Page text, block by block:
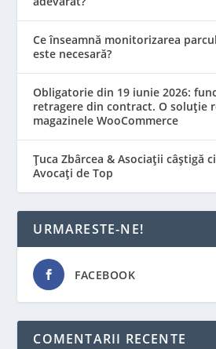
Ce înseamnă monitorizarea
este necesară?
Obligatorie din 19 iunie 2026:
retragere din contract. O soluție
magazinele WooCommerce
Țuca Zbârcea & Asociații câștigă
Avocați de Top
URMARESTE-NE!
FACEBOOK
COMENTARII RECENTE